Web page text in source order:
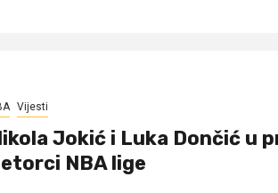
Vijesti
Jokić i Luka Dončić u
NBA lige